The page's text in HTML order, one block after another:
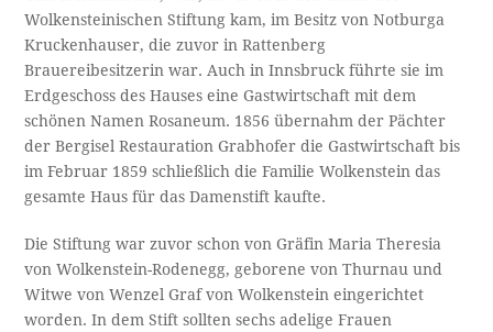
Wolkensteinischen Stiftung kam, im Besitz von Notburga
Kruckenhauser, die zuvor in Rattenberg
Brauereibesitzerin war. Auch in Innsbruck führte sie im
Erdgeschoss des Hauses eine Gastwirtschaft mit dem
schönen Namen Rosaneum. 1856 übernahm der Pächter
der Bergisel Restauration Grabhofer die Gastwirtschaft bis
im Februar 1859 schließlich die Familie Wolkenstein das
gesamte Haus für das Damenstift kaufte.
Die Stiftung war zuvor schon von Gräfin Maria Theresia
von Wolkenstein-Rodenegg, geborene von Thurnau und
Witwe von Wenzel Graf von Wolkenstein eingerichtet
worden. In dem Stift sollten sechs adelige Frauen